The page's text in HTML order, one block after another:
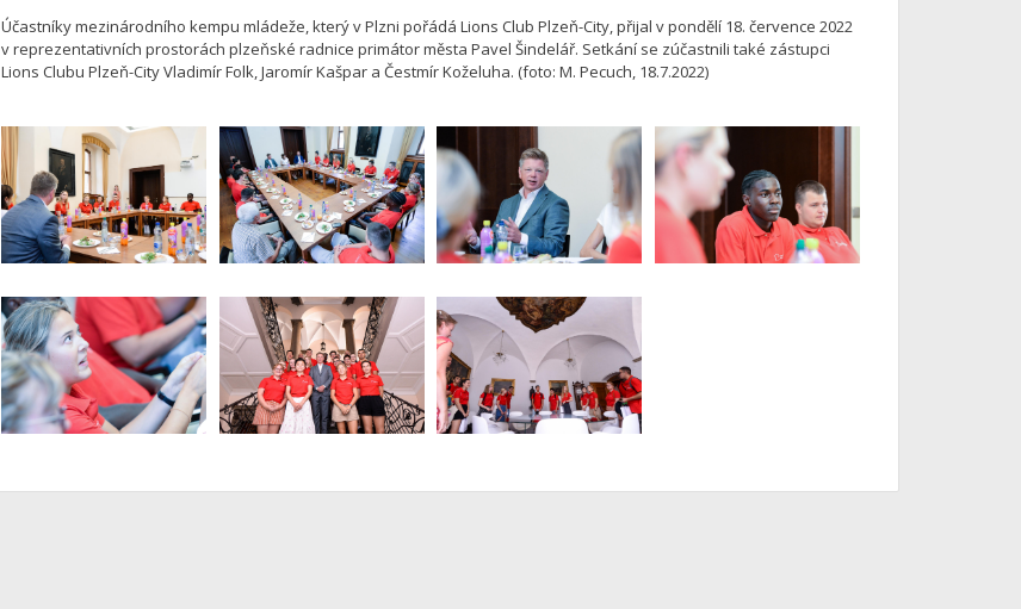
Účastníky mezinárodního kempu mládeže, který v Plzni pořádá Lions Club Plzeň-City, přijal v pondělí 18. července 2022
v reprezentativních prostorách plzeňské radnice primátor města Pavel Šindelář. Setkání se zúčastnili také zástupci
Lions Clubu Plzeň-City Vladimír Folk, Jaromír Kašpar a Čestmír Koželuha. (foto: M. Pecuch, 18.7.2022)